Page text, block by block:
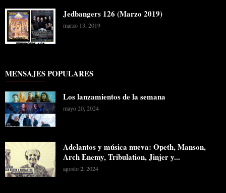
Jedbangers 126 (Marzo 2019)
marzo 13, 2019
MENSAJES POPULARES
Los lanzamientos de la semana
mayo 20, 2024
Adelantos y música nueva: Opeth, Manson,
Arch Enemy, Tribulation, Jinjer y...
agosto 2, 2024